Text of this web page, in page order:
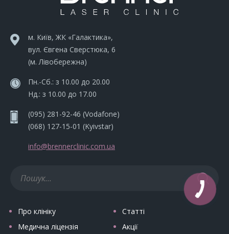
м. Київ, ЖК «Галактика»,
вул. Євгена Сверстюка, 6
(м. Лівобережна)
Пн.-Сб.: з 10.00 до 20.00
Нд.: з 10.00 до 17.00
(095) 281-92-46 (Vodafone)
(068) 127-15-01 (Kyivstar)
info@brennerclinic.com.ua
Про клініку
Медична ліцензія
Статті
Акції